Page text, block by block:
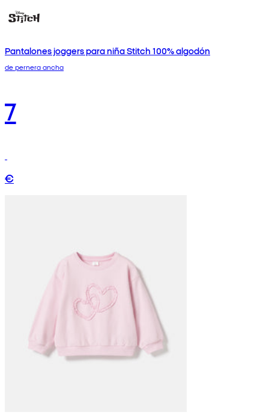
Pantalones joggers para niña Stitch 100% algodón
de pernera ancha
7
€